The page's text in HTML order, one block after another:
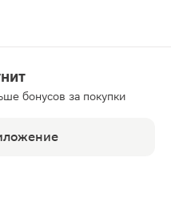
бонусов за покупки